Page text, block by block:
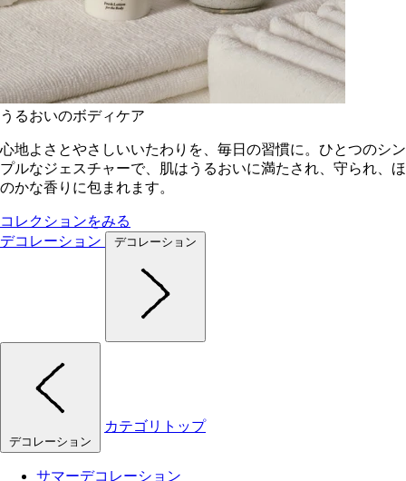
うるおいのボディケア
心地よさとやさしいいたわりを、毎日の習慣に。ひとつのシン
プルなジェスチャーで、肌はうるおいに満たされ、守られ、ほ
のかな香りに包まれます。
コレクションをみる
デコレーション
デコレーション
デコレーション
カテゴリトップ
サマーデコレーション